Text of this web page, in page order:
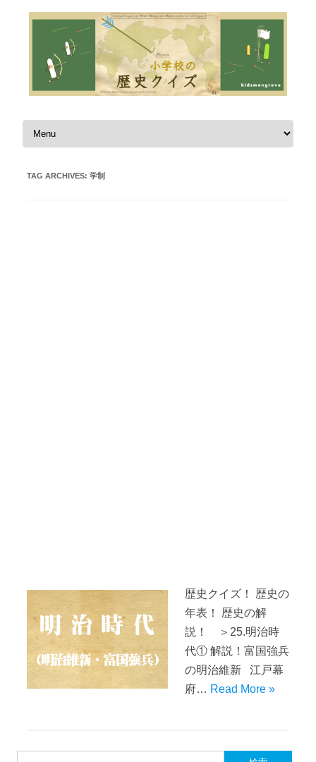
Skip to content
TAG ARCHIVES: 学制
歴史クイズ！ 歴史の
年表！ 歴史の解
説！ ＞25.明治時
代① 解説！富国強兵
の明治維新 江戸幕
府… Read More »